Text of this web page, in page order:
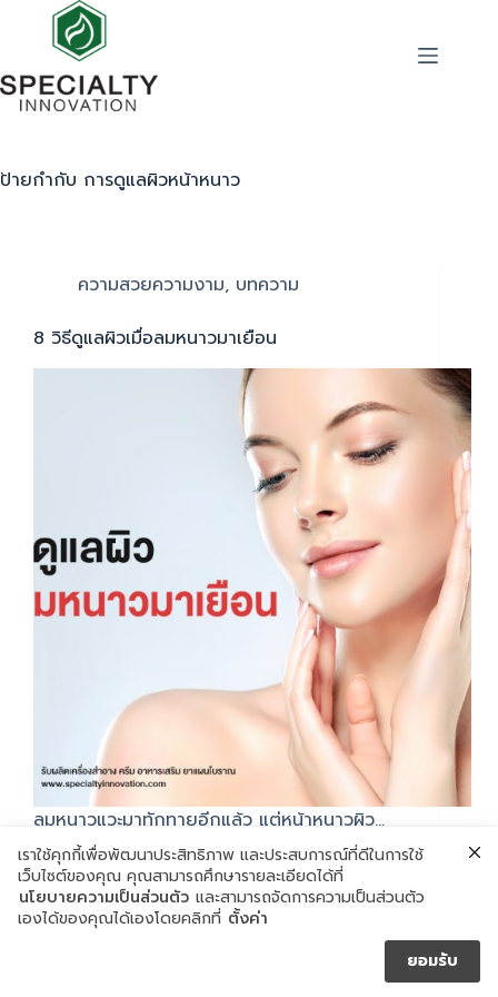
ป้ายกำกับ การดูแลผิวหน้าหนาว
ความสวยความงาม, บทความ
8 วิธีดูแลผิวเมื่อลมหนาวมาเยือน
ลมหนาวแวะมาทักทายอีกแล้ว แต่หน้าหนาวผิว…
ธันวาคม 6, 2019
เราใช้คุกกี้เพื่อพัฒนาประสิทธิภาพ และประสบการณ์ที่ดีในการใช้
เว็บไซต์ของคุณ คุณสามารถศึกษารายละเอียดได้ที่
นโยบายความเป็นส่วนตัว และสามารถจัดการความเป็นส่วนตัว
เองได้ของคุณได้เองโดยคลิกที่ ตั้งค่า
ยอมรับ